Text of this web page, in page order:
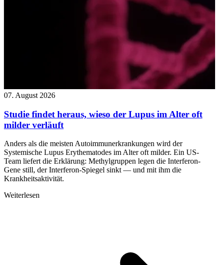
07. August 2026
Studie findet heraus, wieso der Lupus im Alter oft
milder verläuft
Anders als die meisten Autoimmunerkrankungen wird der
Systemische Lupus Erythematodes im Alter oft milder. Ein US-
Team liefert die Erklärung: Methylgruppen legen die Interferon-
Gene still, der Interferon-Spiegel sinkt — und mit ihm die
Krankheitsaktivität.
Weiterlesen